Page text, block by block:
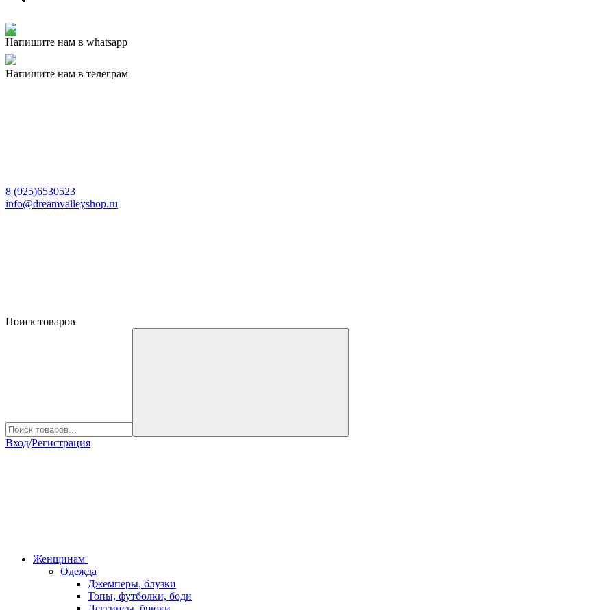
Напишите нам в whatsapp
Напишите нам в телеграм
8 (925)6530523
info@dreamvalleyshop.ru
Поиск товаров
Вход/Регистрация
Женщинам
Одежда
Джемперы, блузки
Топы, футболки, боди